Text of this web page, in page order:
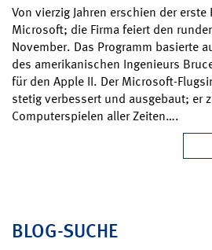
Von vierzig Jahren erschien der
Microsoft; die Firma feiert den
November. Das Programm basierte
des amerikanischen Ingenieurs
für den Apple II. Der Microsoft-
stetig verbessert und ausgebaut; er
Computerspielen aller Zeiten….
BLOG-SUCHE